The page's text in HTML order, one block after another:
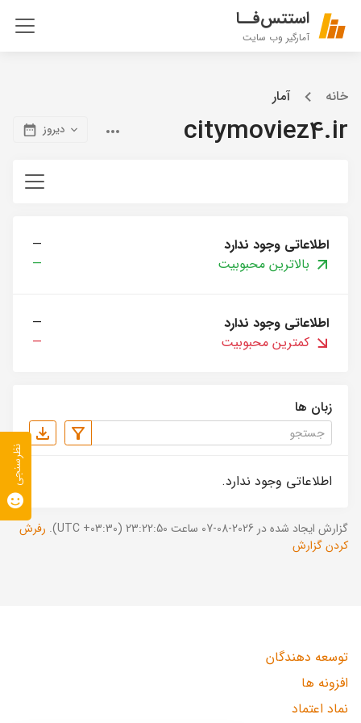
استتس‌فــا
آمارگیر وب سایت
خانه آمار
citymoviez4.ir دیروز
اطلاعاتی وجود ندارد
—
بالاترین محبوبیت
—
اطلاعاتی وجود ندارد
—
کمترین محبوبیت
—
زبان ها
اطلاعاتی وجود ندارد.
گزارش ایجاد شده در 2026-08-07 ساعت 23:22:50 (UTC +03:30).
رفرش
کردن گزارش
توسعه دهندگان
افزونه ها
نماد اعتماد
نظرسنجی